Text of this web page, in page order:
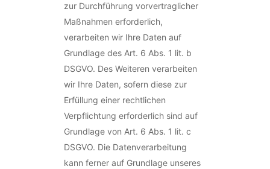
zur Durchführung vorvertraglicher
Maßnahmen erforderlich,
verarbeiten wir Ihre Daten auf
Grundlage des Art. 6 Abs. 1 lit. b
DSGVO. Des Weiteren verarbeiten
wir Ihre Daten, sofern diese zur
Erfüllung einer rechtlichen
Verpflichtung erforderlich sind auf
Grundlage von Art. 6 Abs. 1 lit. c
DSGVO. Die Datenverarbeitung
kann ferner auf Grundlage unseres